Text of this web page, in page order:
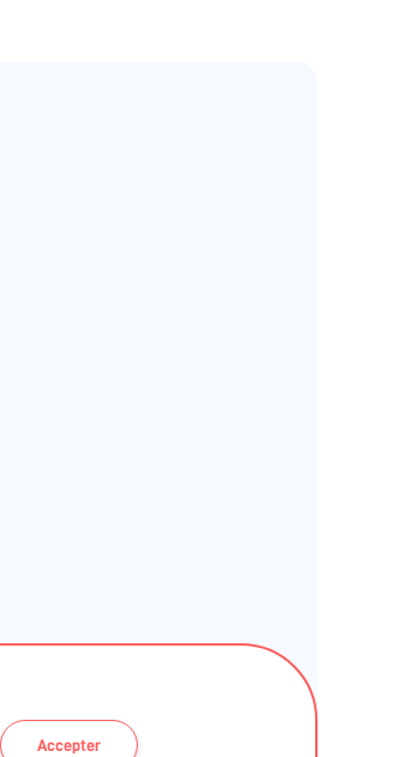
Accepter